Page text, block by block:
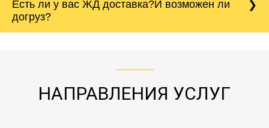
сантиметров. Идеальная упаковка
холодильника - обложить картонными
коробками и обмотать стрейч пленкой.
непредвиденных ситуаций. Делаем страховку
Вашего груза по ставке 0.15 от стоимости
груза. Мы сотрудничаем по услугам страховки
заканчивая выгрузкой в пункте получателя.
морской путь. Речная доставка баржой.
Есть ли у вас ЖД доставка?И возможен ли
догруз?
НАПРАВЛЕНИЯ УСЛУГ